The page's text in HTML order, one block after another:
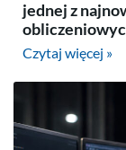
jednej z
Czytaj więcej »